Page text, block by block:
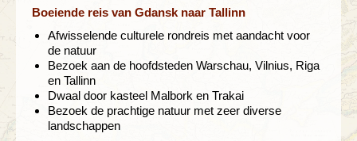
Boeiende reis van Gdansk naar Tallinn
Afwisselende culturele rondreis met aandacht voor
de natuur
Bezoek aan de hoofdsteden Warschau, Vilnius, Riga
en Tallinn
Dwaal door kasteel Malbork en Trakai
Bezoek de prachtige natuur met zeer diverse
landschappen